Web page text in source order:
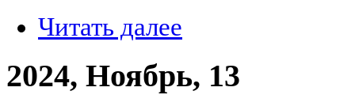
Читать далее
2024, Ноябрь, 13